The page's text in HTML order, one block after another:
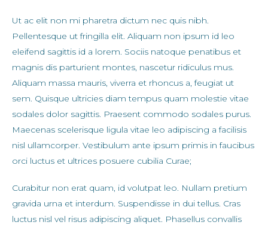
Ut ac elit non mi pharetra dictum nec quis nibh.
Pellentesque ut fringilla elit. Aliquam non ipsum id leo
eleifend sagittis id a lorem. Sociis natoque penatibus et
magnis dis parturient montes, nascetur ridiculus mus.
Aliquam massa mauris, viverra et rhoncus a, feugiat ut
sem. Quisque ultricies diam tempus quam molestie vitae
sodales dolor sagittis. Praesent commodo sodales purus.
Maecenas scelerisque ligula vitae leo adipiscing a facilisis
nisl ullamcorper. Vestibulum ante ipsum primis in faucibus
orci luctus et ultrices posuere cubilia Curae;
Curabitur non erat quam, id volutpat leo. Nullam pretium
gravida urna et interdum. Suspendisse in dui tellus. Cras
luctus nisl vel risus adipiscing aliquet. Phasellus convallis